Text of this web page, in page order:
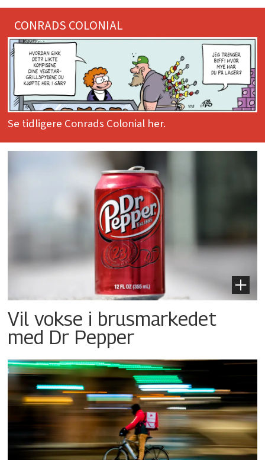
CONRADS COLONIAL
Se tidligere Conrads Colonial her.
Vil vokse i brusmarkedet
med Dr Pepper